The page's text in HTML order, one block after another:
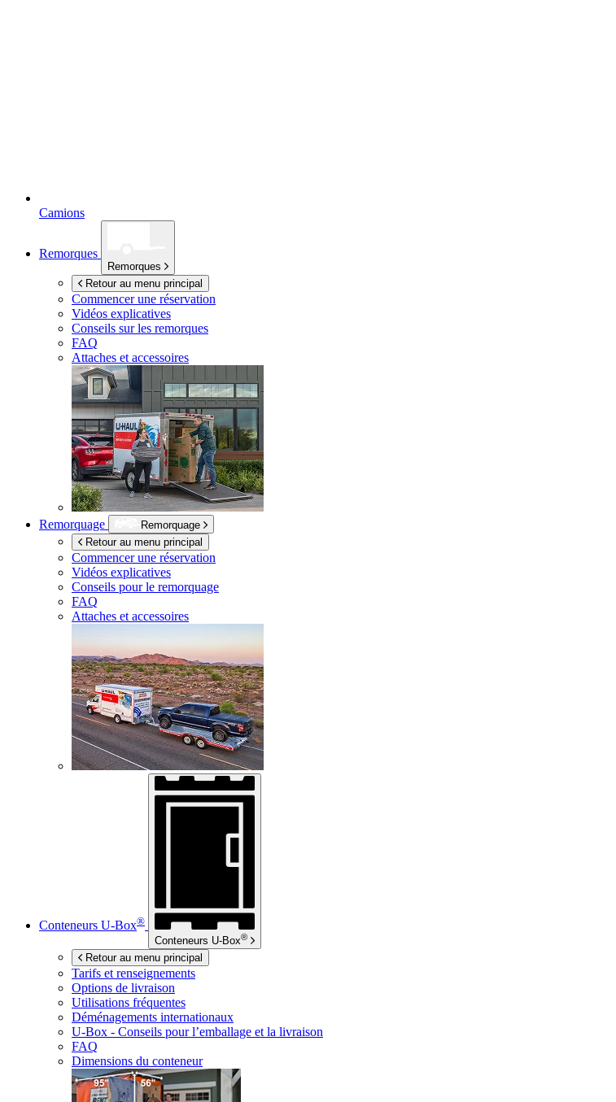
Camions
Remorques
Remorques
Retour au menu principal
Commencer une réservation
Vidéos explicatives
Conseils sur les remorques
FAQ
Attaches et accessoires
Remorquage
Remorquage
Retour au menu principal
Commencer une réservation
Vidéos explicatives
Conseils pour le remorquage
FAQ
Attaches et accessoires
Conteneurs U-Box®
Conteneurs U-Box®
Retour au menu principal
Tarifs et renseignements
Options de livraison
Utilisations fréquentes
Déménagements internationaux
U-Box - Conseils pour l’emballage et la livraison
FAQ
Dimensions du conteneur